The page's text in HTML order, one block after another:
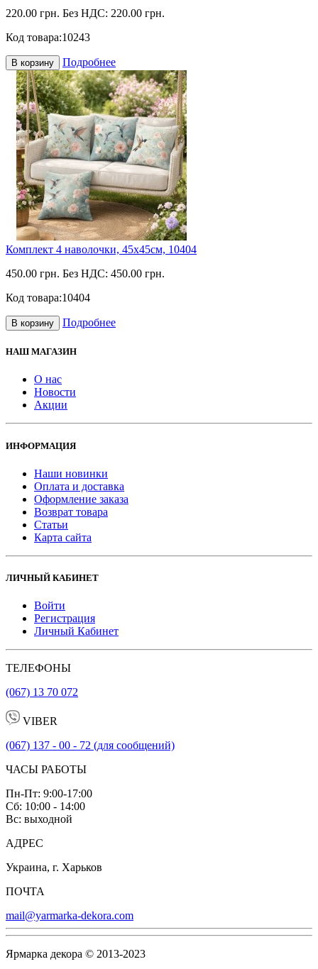
220.00 грн. Без НДС: 220.00 грн.
Код товара:10243
В корзину Подробнее
Комплект 4 наволочки, 45х45см, 10404
450.00 грн. Без НДС: 450.00 грн.
Код товара:10404
В корзину Подробнее
НАШ МАГАЗИН
О нас
Новости
Акции
ИНФОРМАЦИЯ
Наши новинки
Оплата и доставка
Оформление заказа
Возврат товара
Статьи
Карта сайта
ЛИЧНЫЙ КАБИНЕТ
Войти
Регистрация
Личный Кабинет
ТЕЛЕФОНЫ
(067) 13 70 072
VIBER
(067) 137 - 00 - 72 (для сообщений)
ЧАСЫ РАБОТЫ
Пн-Пт: 9:00-17:00
Сб: 10:00 - 14:00
Вс: выходной
АДРЕС
Украина, г. Харьков
ПОЧТА
mail@yarmarka-dekora.com
Ярмарка декора © 2013-2023